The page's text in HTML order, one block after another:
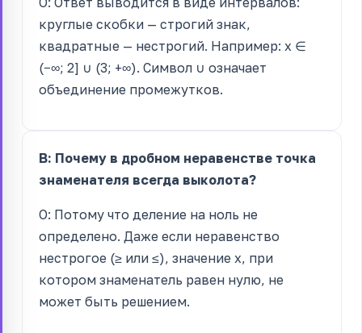
круглые скобки — строгий знак,
квадратные — нестрогий. Например: x ∈
(−∞; 2] ∪ (3; +∞). Символ ∪ означает
объединение промежутков.
В: Почему в дробном неравенстве точка
знаменателя всегда выколота?
О: Потому что деление на ноль не
определено. Даже если неравенство
нестрогое (≥ или ≤), значение x, при
котором знаменатель равен нулю, не
может быть решением.